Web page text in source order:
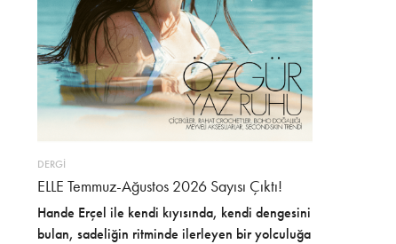
DERGİ
ELLE Temmuz-Ağustos 2026 Sayısı Çıktı!
Hande Erçel ile kendi kıyısında, kendi dengesini
bulan, sadeliğin ritminde ilerleyen bir yolculuğa